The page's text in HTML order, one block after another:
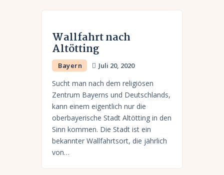
Wallfahrt nach
Altötting
Bayern Juli 20, 2020
Sucht man nach dem religiösen
Zentrum Bayerns und Deutschlands,
kann einem eigentlich nur die
oberbayerische Stadt Altötting in den
Sinn kommen. Die Stadt ist ein
bekannter Wallfahrtsort, die jährlich
von…